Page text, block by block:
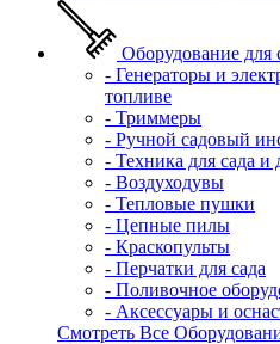
Оборудование для
- Генераторы и
топливе
- Триммеры
- Ручной садовый
- Техника для сада и
- Воздуходувы
- Тепловые пушки
- Цепные пилы
- Краскопульты
- Перчатки для сада
- Поливочное
- Аксессуары и
Смотреть Все